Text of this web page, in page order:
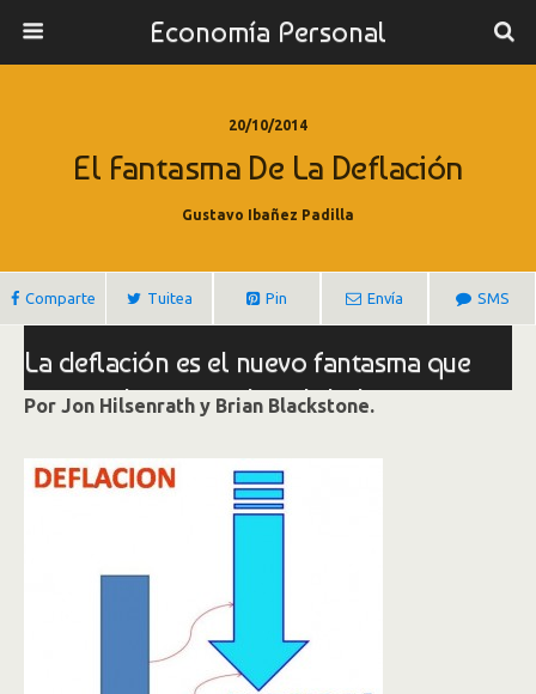
Economía Personal
20/10/2014
El Fantasma De La Deflación
Gustavo Ibañez Padilla
Comparte Tuitea Pin Envía SMS
La deflación es el nuevo fantasma que
asusta a los mercados globales
Por Jon Hilsenrath y Brian Blackstone.